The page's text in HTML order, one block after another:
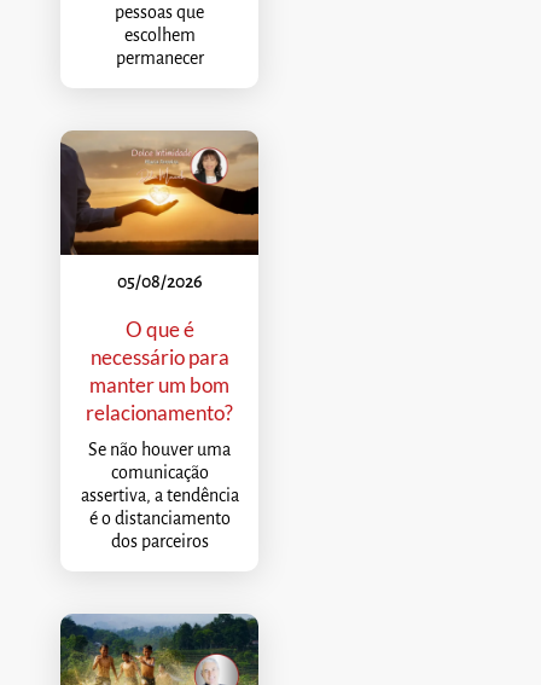
pessoas que
escolhem
permanecer
05/08/2026
O que é
necessário para
manter um bom
relacionamento?
Se não houver uma
comunicação
assertiva, a tendência
é o distanciamento
dos parceiros